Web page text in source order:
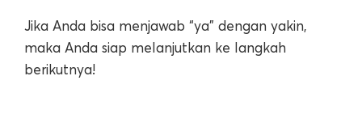
Jika Anda bisa menjawab “ya” dengan yakin,
maka Anda siap melanjutkan ke langkah
berikutnya!